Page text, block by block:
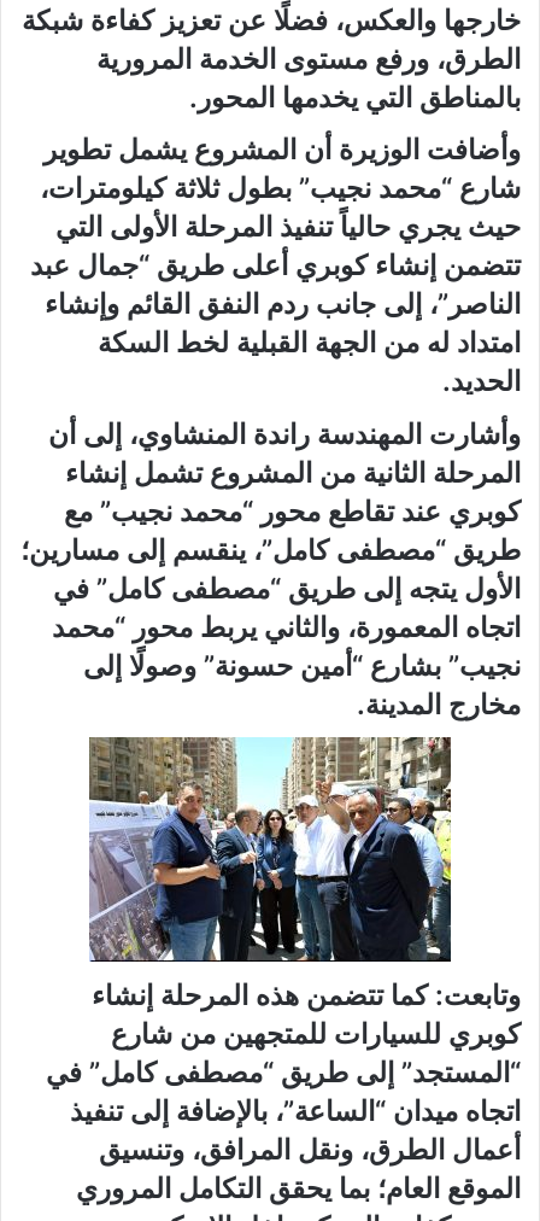
خارجها والعكس، فضلًا عن تعزيز كفاءة شبكة
الطرق، ورفع مستوى الخدمة المرورية
بالمناطق التي يخدمها المحور.
وأضافت الوزيرة أن المشروع يشمل تطوير
شارع “محمد نجيب” بطول ثلاثة كيلومترات،
حيث يجري حالياً تنفيذ المرحلة الأولى التي
تتضمن إنشاء كوبري أعلى طريق “جمال عبد
الناصر”، إلى جانب ردم النفق القائم وإنشاء
امتداد له من الجهة القبلية لخط السكة
الحديد.
وأشارت المهندسة راندة المنشاوي، إلى أن
المرحلة الثانية من المشروع تشمل إنشاء
كوبري عند تقاطع محور “محمد نجيب” مع
طريق “مصطفى كامل”، ينقسم إلى مسارين؛
الأول يتجه إلى طريق “مصطفى كامل” في
اتجاه المعمورة، والثاني يربط محور “محمد
نجيب” بشارع “أمين حسونة” وصولًا إلى
مخارج المدينة.
وتابعت: كما تتضمن هذه المرحلة إنشاء
كوبري للسيارات للمتجهين من شارع
“المستجد” إلى طريق “مصطفى كامل” في
اتجاه ميدان “الساعة”، بالإضافة إلى تنفيذ
أعمال الطرق، ونقل المرافق، وتنسيق
الموقع العام؛ بما يحقق التكامل المروري